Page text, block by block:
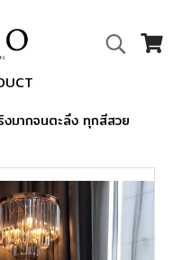
มากจนตะลึง ทุกสีสวย